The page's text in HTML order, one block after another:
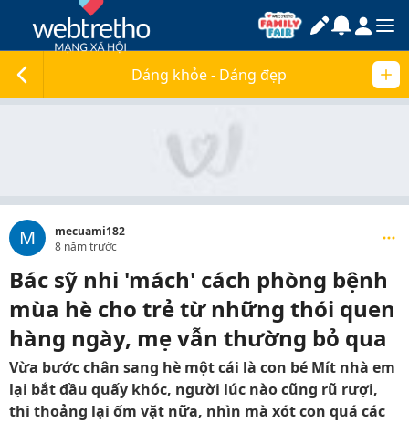
Dáng khỏe - Dáng đẹp
M
mecuami182
8 năm trước
Bác sỹ nhi 'mách' cách phòng bệnh
mùa hè cho trẻ từ những thói quen
hàng ngày, mẹ vẫn thường bỏ qua
Vừa bước chân sang hè một cái là con bé Mít nhà em
lại bắt đầu quấy khóc, người lúc nào cũng rũ rượi,
thi thoảng lại ốm vặt nữa, nhìn mà xót con quá các